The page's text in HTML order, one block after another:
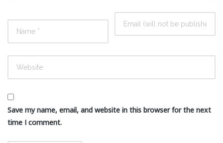
Save my name, email, and website in this browser for the next
time I comment.